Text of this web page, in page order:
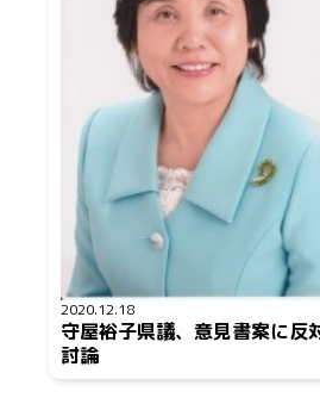
2020.12.18
守屋裕子県議、意見書案に反
討論